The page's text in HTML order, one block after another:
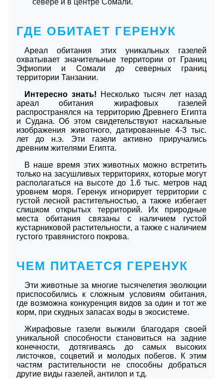
ГДЕ ОБИТАЕТ ГЕРЕНУК
Ареал обитания этих уникальных газелей
охватывает значительные территории от Границ
Эфиопии и Сомали до северных границ
территории Танзании.
Интересно знать! Несколько тысяч лет назад
ареал обитания жирафовых газелей
распространялся на территорию Древнего Египта
и Судана. Об этом свидетельствуют наскальные
изображения животного, датированные 4-3 тыс.
лет до н.э. Эти газели активно приручались
древним жителями Египта.
В наше время этих животных можно встретить
только на засушливых территориях, которые могут
располагаться на высоте до 1.6 тыс. метров над
уровнем моря. Геренук игнорирует территории с
густой лесной растительностью, а также избегает
слишком открытых территорий. Их природные
места обитания связаны с наличием густой
кустарниковой растительности, а также с наличием
густого травянистого покрова.
ЧЕМ ПИТАЕТСЯ ГЕРЕНУК
Эти животные за многие тысячелетия эволюции
приспособились к сложным условиям обитания,
где возможна конкуренция видов за один и тот же
корм, при скудных запасах воды в экосистеме.
Жирафовые газели выжили благодаря своей
уникальной способности становиться на задние
конечности, дотягиваясь до самых высоких
листочков, соцветий и молодых побегов. К этим
частям растительности не способны добраться
другие виды газелей, антилоп и т.д.